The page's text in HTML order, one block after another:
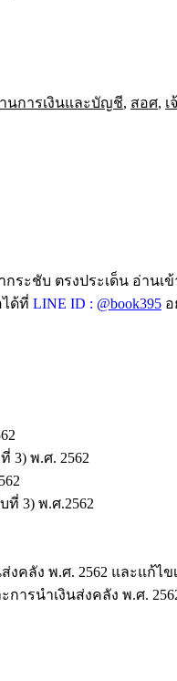
นการเงินและบัญชี, สอศ, เ
ะชับ ตรงประเด็น อ่านเ
ด้ที่ LINE ID : @book395
3) พ.ศ. 2562
3) พ.ศ.2562
งคลัง พ.ศ. 2562 และแก้ไ
ารนำเงินส่งคลัง พ.ศ.